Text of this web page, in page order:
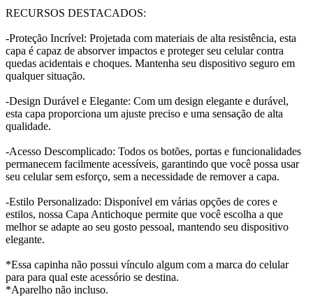
RECURSOS DESTACADOS:
-Proteção Incrível: Projetada com materiais de alta resistência, esta
capa é capaz de absorver impactos e proteger seu celular contra
quedas acidentais e choques. Mantenha seu dispositivo seguro em
qualquer situação.
-Design Durável e Elegante: Com um design elegante e durável,
esta capa proporciona um ajuste preciso e uma sensação de alta
qualidade.
-Acesso Descomplicado: Todos os botões, portas e funcionalidades
permanecem facilmente acessíveis, garantindo que você possa usar
seu celular sem esforço, sem a necessidade de remover a capa.
-Estilo Personalizado: Disponível em várias opções de cores e
estilos, nossa Capa Antichoque permite que você escolha a que
melhor se adapte ao seu gosto pessoal, mantendo seu dispositivo
elegante.
*Essa capinha não possui vínculo algum com a marca do celular
para para qual este acessório se destina.
*Aparelho não incluso.